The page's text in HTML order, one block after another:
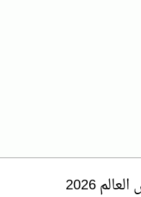
2026